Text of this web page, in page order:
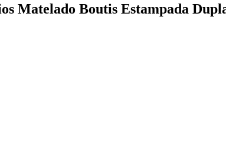
Matelado Boutis Estampada